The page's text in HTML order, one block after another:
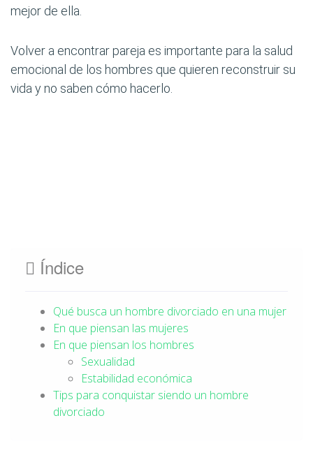
mejor de ella.
Volver a encontrar pareja es importante para la salud
emocional de los hombres que quieren reconstruir su
vida y no saben cómo hacerlo.
Índice
Qué busca un hombre divorciado en una mujer
En que piensan las mujeres
En que piensan los hombres
Sexualidad
Estabilidad económica
Tips para conquistar siendo un hombre
divorciado